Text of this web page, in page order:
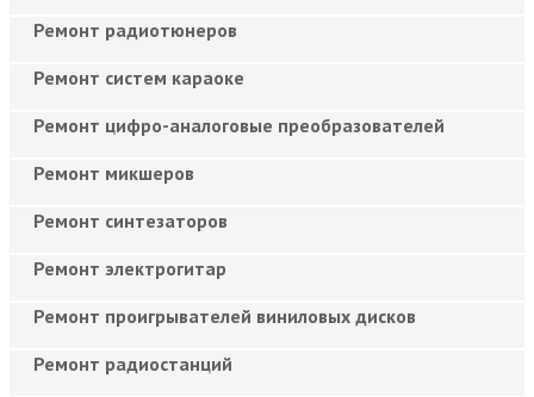
Ремонт радиотюнеров
Ремонт систем караоке
Ремонт цифро-аналоговые преобразователей
Ремонт микшеров
Ремонт синтезаторов
Ремонт электрогитар
Ремонт проигрывателей виниловых дисков
Ремонт радиостанций